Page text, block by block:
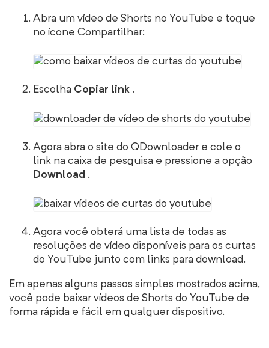
Abra um vídeo de Shorts no YouTube e toque
no ícone Compartilhar:
Escolha Copiar link .
Agora abra o site do QDownloader e cole o
link na caixa de pesquisa e pressione a opção
Download .
Agora você obterá uma lista de todas as
resoluções de vídeo disponíveis para os curtas
do YouTube junto com links para download.
Em apenas alguns passos simples mostrados acima,
você pode baixar vídeos de Shorts do YouTube de
forma rápida e fácil em qualquer dispositivo.